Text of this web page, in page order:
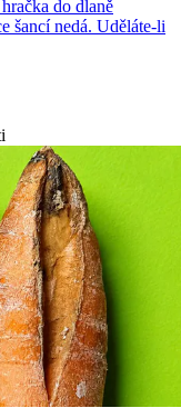
do dlaně
šancí nedá. Uděláte-li